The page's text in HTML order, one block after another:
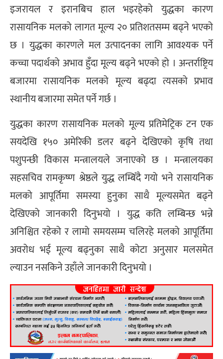
इजरायल र इरानबिच हाल भइरहेको युद्धका कारण
रासायनिक मलको लागत मूल्य २० प्रतिशतसम्म बढ्ने भएको
छ । युद्धका कारणले मल उत्पादनका लागि आवश्यक पर्ने
कच्चा पदार्थको अभाव हुँदा मूल्य बढ्ने भएको हो । अन्तर्राष्ट्रिय
बजारमा रासायनिक मलको मूल्य बढ्दा त्यसको प्रभाव
स्थानीय बजारमा समेत पर्ने गर्छ ।
युद्धका कारण रासायनिक मलको मूल्य प्रतिमेट्रिक टन एक
सयदेखि १५० अमेरिकी डलर बढ्ने देखिएको कृषि तथा
पशुपन्छी विकास मन्त्रालयले जनाएको छ । मन्त्रालयका
सहसचिव रामकृष्ण श्रेष्ठले युद्ध लम्बिँदै गयो भने रासायनिक
मलको आपूर्तिमा समस्या हुनुका साथै मूल्यसमेत बढ्ने
देखिएको जानकारी दिनुभयो । युद्ध कति लम्बिन्छ भन्ने
अनिश्चित रहेको र लामो समयसम्म चलिरहे मलको आपूर्तिमा
अवरोध भई मूल्य बढ्नुका साथै कोटा अनुसार मलसमेत
ल्याउन नसकिने उहाँले जानकारी दिनुभयो ।